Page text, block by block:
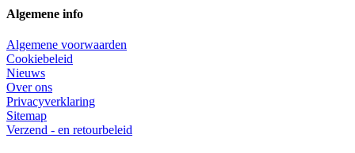
Algemene info
Algemene voorwaarden
Cookiebeleid
Nieuws
Over ons
Privacyverklaring
Sitemap
Verzend - en retourbeleid